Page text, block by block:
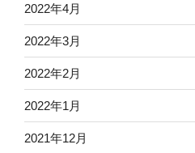
2022年4月
2022年3月
2022年2月
2022年1月
2021年12月